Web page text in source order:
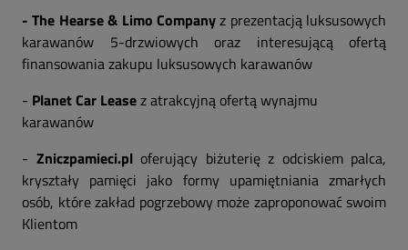
- The Hearse & Limo Companyz prezentacją luksusowych
karawanów 5-drzwiowych oraz interesującą ofertą
finansowania zakupu luksusowych karawanów
- Planet Car Leasez atrakcyjną ofertą wynajmu
karawanów
- Zniczpamieci.ploferujący biżuterię z odciskiem palca,
kryształy pamięci jako formy upamiętniania zmarłych
osób, które zakład pogrzebowy może zaproponować swoim
Klientom